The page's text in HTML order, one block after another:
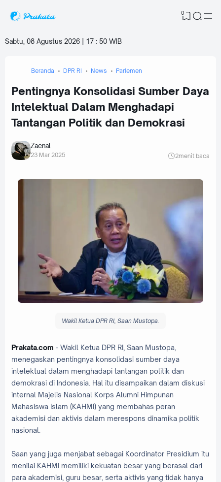
0
Sabtu, 08 Agustus 2026 | 17 : 50 WIB
Beranda DPR RI News Parlemen
Pentingnya Konsolidasi Sumber Daya
Intelektual Dalam Menghadapi
Tantangan Politik dan Demokrasi
Zaenal
23 Mar 2025 2menit baca
Wakil Ketua DPR RI, Saan Mustopa.
Prakata.com - Wakil Ketua DPR RI, Saan Mustopa,
menegaskan pentingnya konsolidasi sumber daya
intelektual dalam menghadapi tantangan politik dan
demokrasi di Indonesia. Hal itu disampaikan dalam diskusi
internal Majelis Nasional Korps Alumni Himpunan
Mahasiswa Islam (KAHMI) yang membahas peran
akademisi dan aktivis dalam merespons dinamika politik
nasional.
Saan yang juga menjabat sebagai Koordinator Presidium itu
menilai KAHMI memiliki kekuatan besar yang berasal dari
para akademisi, guru besar, serta aktivis yang tidak hanya